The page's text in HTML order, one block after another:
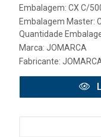
Embalagem: CX C/
Embalagem Master:
Quantidade
Marca: JOMARCA
Fabricante: